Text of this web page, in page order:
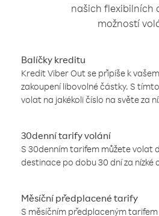
našich flexibilních
možností
Balíčky kreditu
Kredit Viber Out se připíše k
zakoupení libovolné částky. S
volat na jakékoli číslo na světe za
30denní tarify volání
S 30denním tarifem můžete volat
destinace po dobu 30 dní za nízké
Měsíční předplacené tarify
S měsíčním předplaceným